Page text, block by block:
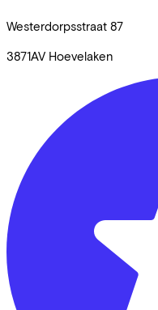
Westerdorpsstraat 87
3871AV Hoevelaken